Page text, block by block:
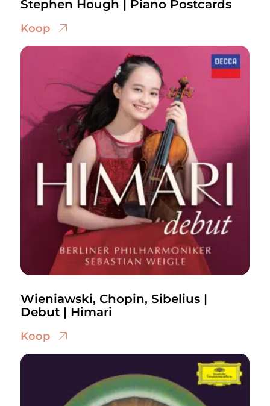
Stephen Hough | Piano Postcards
Koop
Wieniawski, Chopin, Sibelius |
Debut | Himari
Koop